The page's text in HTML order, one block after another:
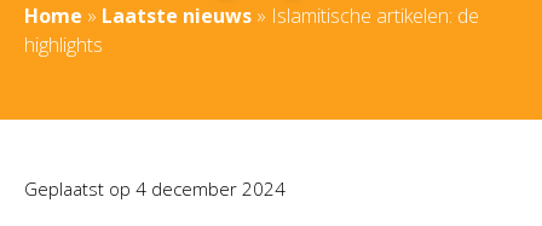
Home » Laatste nieuws » Islamitische artikelen: de
highlights
Geplaatst op 4 december 2024